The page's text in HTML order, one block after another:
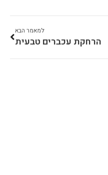
למאמר הבא
הרחקת עכברים טבעית